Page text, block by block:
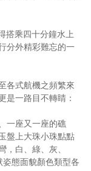
搭乘四十分鐘水上
分外精彩難忘的一
各式航機之頻繁來
是一路目不轉睛：
一座又一座的礁
盤上大珠小珠點點
白、綠、灰、
態面貌顏色類型各